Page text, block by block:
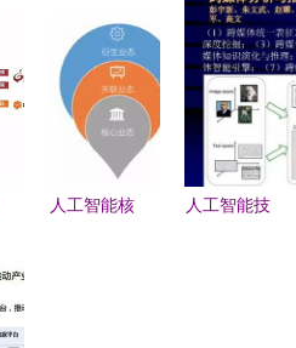
大会 人工
智能软件开
发的新纪元
应用软件开
发新纪元
人工智能核
人工智能技